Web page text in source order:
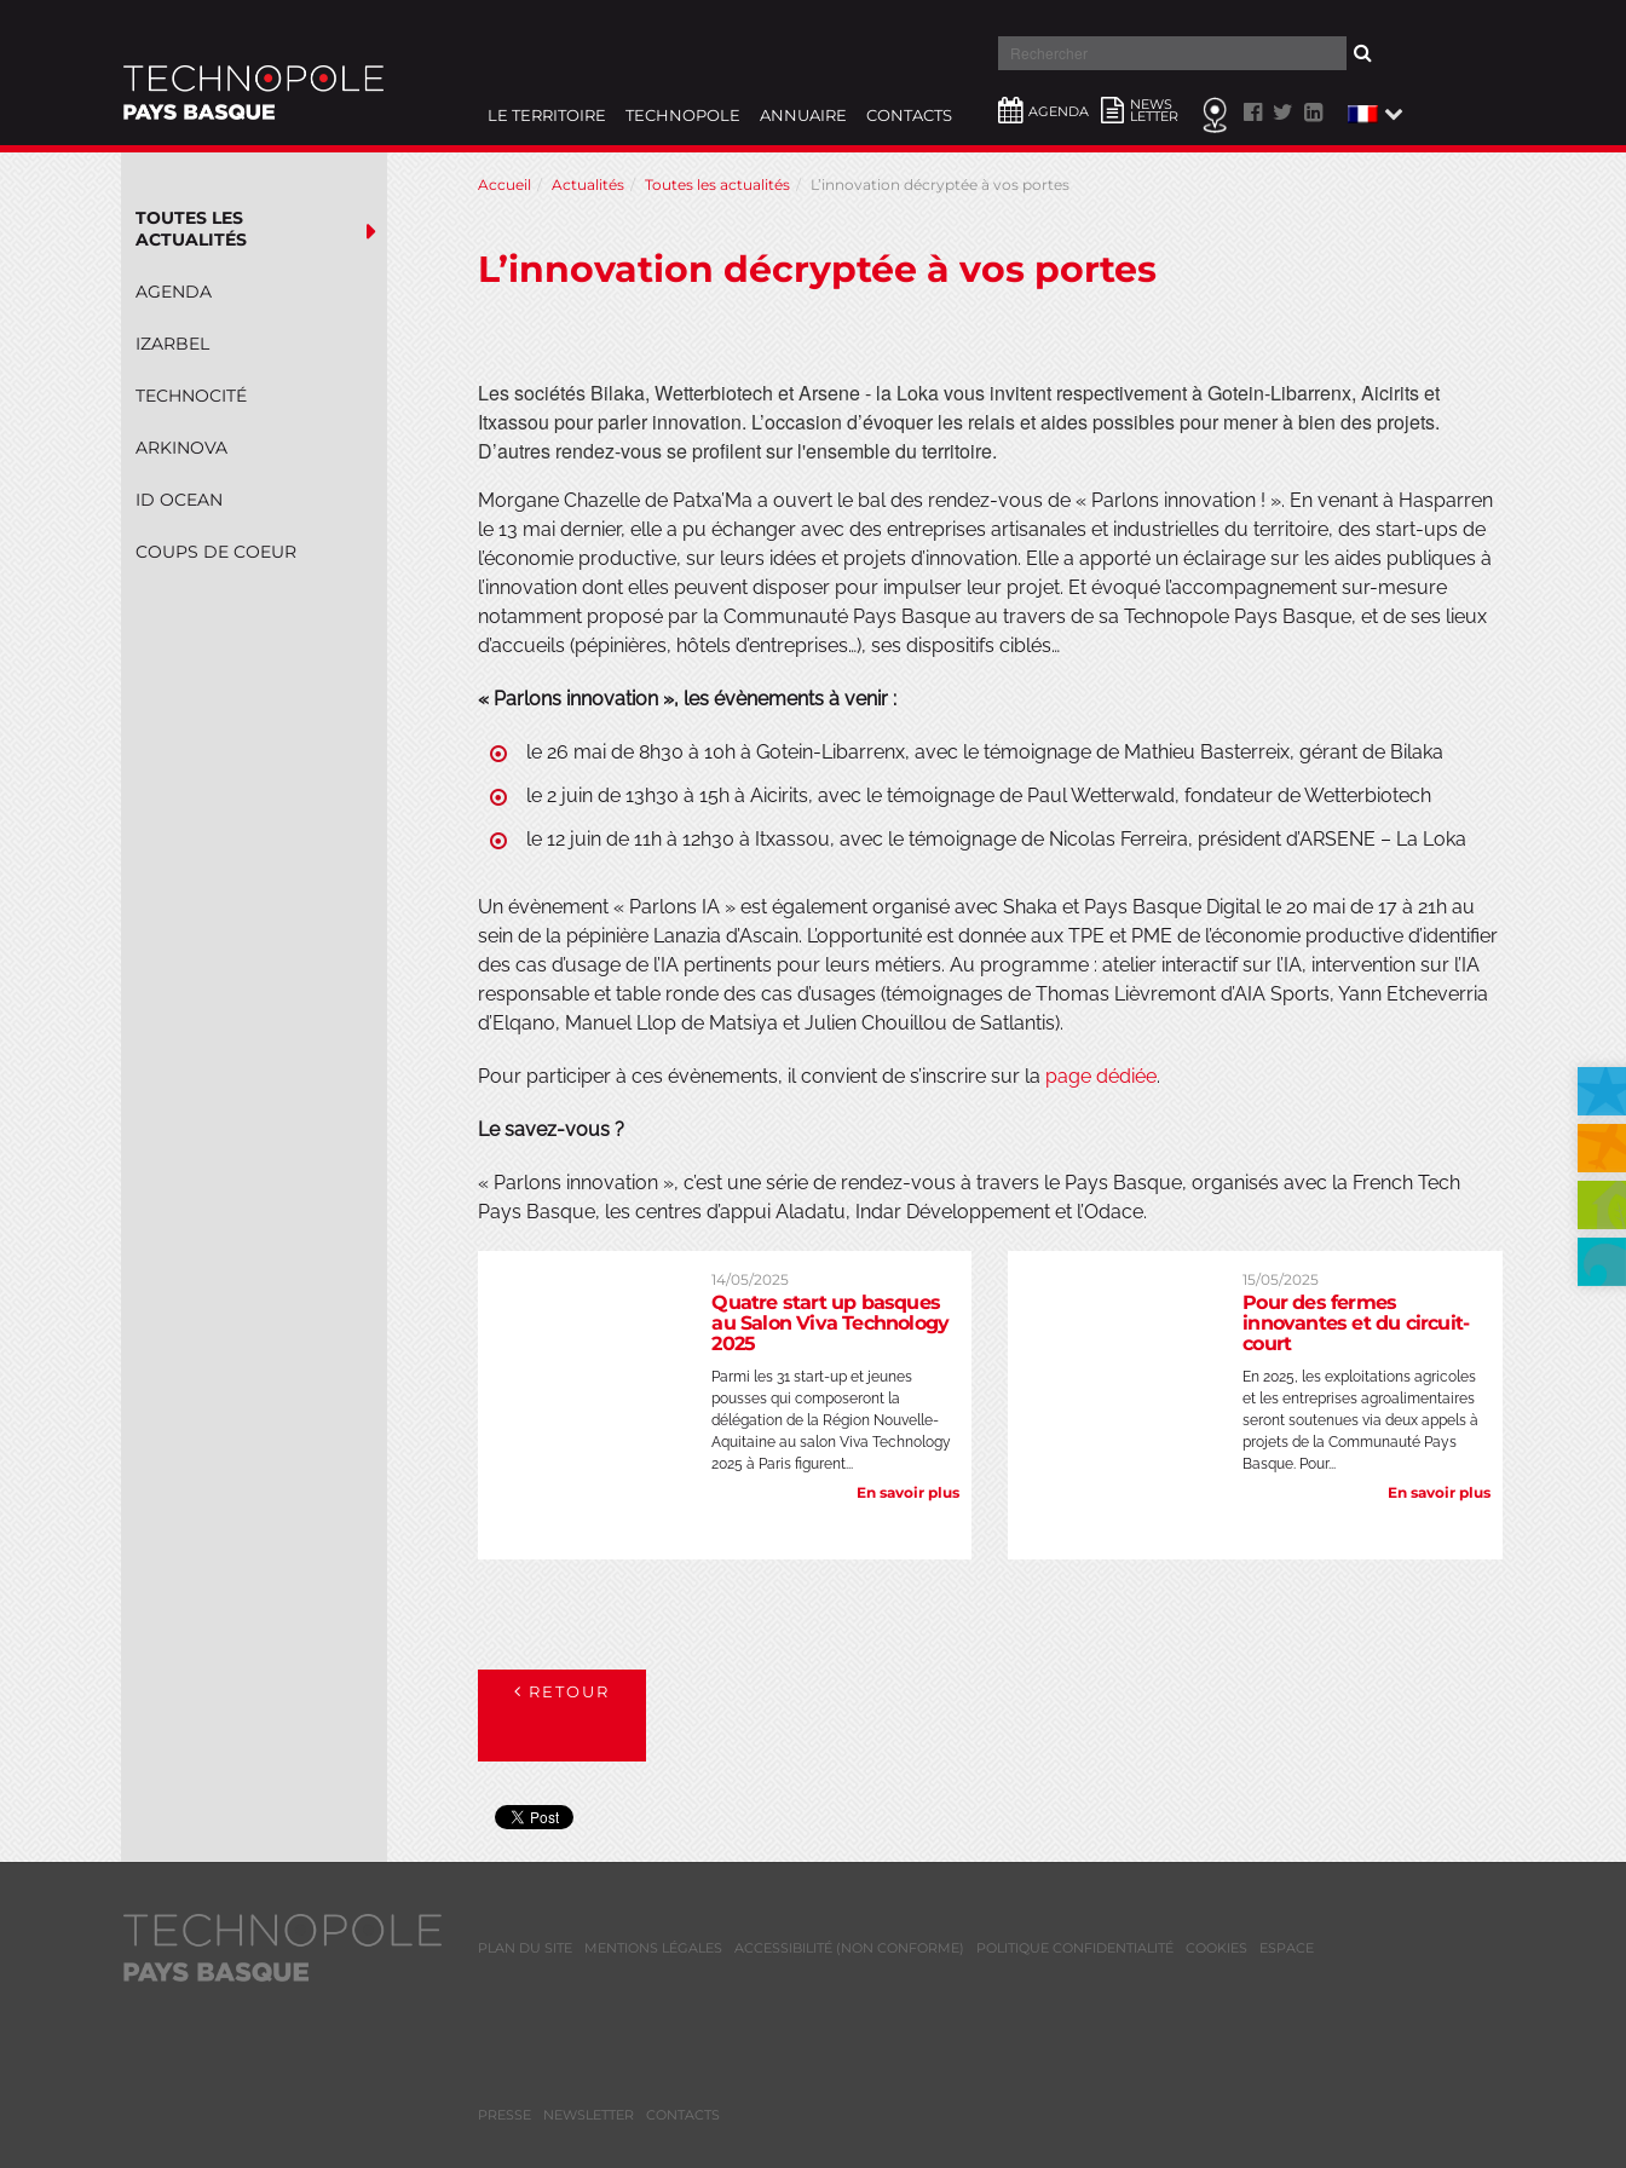
LE TERRITOIRE TECHNOPOLE ANNUAIRE CONTACTS AGENDA NEWS
LETTER
TOUTES LES
ACTUALITÉS
AGENDA
IZARBEL
TECHNOCITÉ
ARKINOVA
ID OCEAN
COUPS DE COEUR
Accueil Actualités Toutes les actualités L’innovation décryptée à vos portes
L’innovation décryptée à vos portes
Les sociétés Bilaka, Wetterbiotech et Arsene - la Loka vous invitent respectivement à Gotein-Libarrenx, Aicirits et
Itxassou pour parler innovation. L’occasion d’évoquer les relais et aides possibles pour mener à bien des projets.
D’autres rendez-vous se profilent sur l'ensemble du territoire.
Morgane Chazelle de Patxa’Ma a ouvert le bal des rendez-vous de « Parlons innovation ! ». En venant à Hasparren
le 13 mai dernier, elle a pu échanger avec des entreprises artisanales et industrielles du territoire, des start-ups de
l’économie productive, sur leurs idées et projets d’innovation. Elle a apporté un éclairage sur les aides publiques à
l’innovation dont elles peuvent disposer pour impulser leur projet. Et évoqué l’accompagnement sur-mesure
notamment proposé par la Communauté Pays Basque au travers de sa Technopole Pays Basque, et de ses lieux
d’accueils (pépinières, hôtels d’entreprises…), ses dispositifs ciblés…
« Parlons innovation », les évènements à venir :
le 26 mai de 8h30 à 10h à Gotein-Libarrenx, avec le témoignage de Mathieu Basterreix, gérant de Bilaka
le 2 juin de 13h30 à 15h à Aicirits, avec le témoignage de Paul Wetterwald, fondateur de Wetterbiotech
le 12 juin de 11h à 12h30 à Itxassou, avec le témoignage de Nicolas Ferreira, président d’ARSENE – La Loka
Un évènement « Parlons IA » est également organisé avec Shaka et Pays Basque Digital le 20 mai de 17 à 21h au
sein de la pépinière Lanazia d’Ascain. L’opportunité est donnée aux TPE et PME de l’économie productive d’identifier
des cas d’usage de l’IA pertinents pour leurs métiers. Au programme : atelier interactif sur l’IA, intervention sur l’IA
responsable et table ronde des cas d’usages (témoignages de Thomas Lièvremont d’AIA Sports, Yann Etcheverria
d’Elqano, Manuel Llop de Matsiya et Julien Chouillou de Satlantis).
Pour participer à ces évènements, il convient de s’inscrire sur la page dédiée.
Le savez-vous ?
« Parlons innovation », c’est une série de rendez-vous à travers le Pays Basque, organisés avec la French Tech
Pays Basque, les centres d’appui Aladatu, Indar Développement et l’Odace.
14/05/2025
Quatre start up basques
au Salon Viva Technology
2025
Parmi les 31 start-up et jeunes
pousses qui composeront la
délégation de la Région Nouvelle-
Aquitaine au salon Viva Technology
2025 à Paris figurent...
En savoir plus
15/05/2025
Pour des fermes
innovantes et du circuit-
court
En 2025, les exploitations agricoles
et les entreprises agroalimentaires
seront soutenues via deux appels à
projets de la Communauté Pays
Basque. Pour...
En savoir plus
RETOUR
PLAN DU SITE MENTIONS LÉGALES ACCESSIBILITÉ (NON CONFORME) POLITIQUE CONFIDENTIALITÉ COOKIES ESPACE
PRESSE NEWSLETTER CONTACTS